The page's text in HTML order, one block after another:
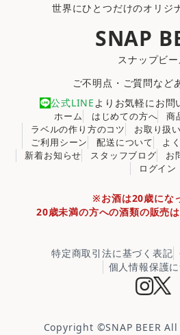
世界にひとつだけのオリジ
SNAP
スナップビ
ご不明点・ご質問など
公式LINEよりお気軽にお問
ホーム はじめての方へ 商
ラベルの作り方のコツ
お取り扱
ご利用シーン
配送について よ
新着お知らせ
スタッフブログ お
ログイン
※お酒は20歳にな
20歳未満の方への酒類の販売
特定商取引法に基づく表記
個人情報保護
Copyright ©SNAP BEER All